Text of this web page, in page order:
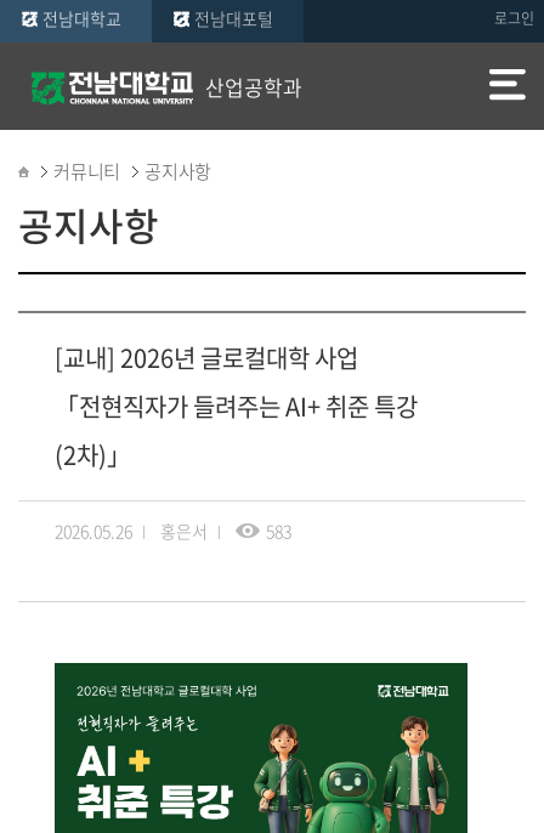
로그인
전남대학교 전남대포털
산업공학과
커뮤니티 공지사항
공지사항
[교내] 2026년 글로컬대학 사업
「전현직자가 들려주는 AI+ 취준 특강
(2차)」
2026.05.26 홍은서 583